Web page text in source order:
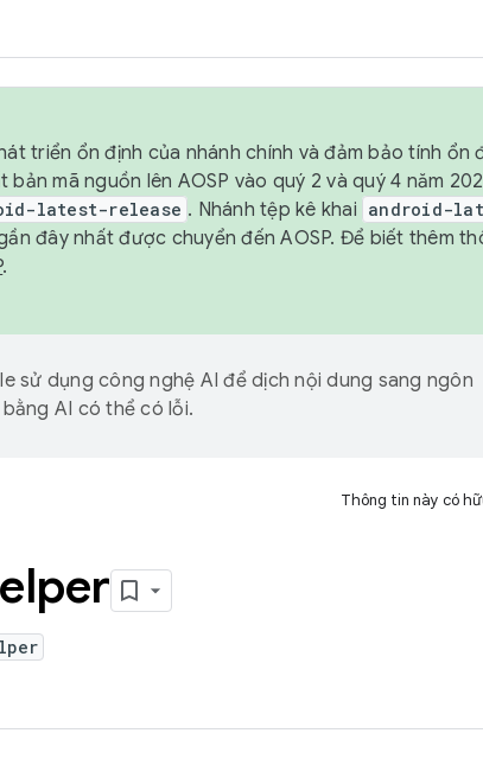
triển ổn định của nhánh chính và đảm bảo tính ổn
bản mã nguồn lên AOSP vào quý 2 và quý 4 năm
latest-release . Nhánh tệp kê khai android-
đây nhất được chuyển đến AOSP. Để biết thêm
.
sử dụng công nghệ AI để dịch nội dung sang ngôn
AI có thể có lỗi.
Thông tin này có